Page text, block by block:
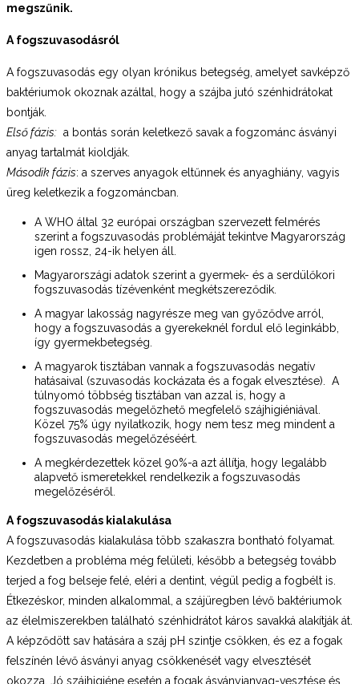
megszűnik.
A fogszuvasodásról
A fogszuvasodás egy olyan krónikus betegség, amelyet savképző
baktériumok okoznak azáltal, hogy a szájba jutó szénhidrátokat
bontják.
Első fázis: a bontás során keletkező savak a fogzománc ásványi
anyag tartalmát kioldják.
Második fázis: a szerves anyagok eltűnnek és anyaghiány, vagyis
üreg keletkezik a fogzománcban.
A WHO által 32 európai országban szervezett felmérés
szerint a fogszuvasodás problémáját tekintve Magyarország
igen rossz, 24-ik helyen áll.
Magyarországi adatok szerint a gyermek- és a serdülőkori
fogszuvasodás tízévenként megkétszereződik.
A magyar lakosság nagyrésze meg van győződve arról,
hogy a fogszuvasodás a gyerekeknél fordul elő leginkább,
így gyermekbetegség.
A magyarok tisztában vannak a fogszuvasodás negatív
hatásaival (szuvasodás kockázata és a fogak elvesztése). A
túlnyomó többség tisztában van azzal is, hogy a
fogszuvasodás megelőzhető megfelelő szájhigiéniával.
Közel 75% úgy nyilatkozik, hogy nem tesz meg mindent a
fogszuvasodás megelőzéséért.
A megkérdezettek közel 90%-a azt állítja, hogy legalább
alapvető ismeretekkel rendelkezik a fogszuvasodás
megelőzéséről.
A fogszuvasodás kialakulása
A fogszuvasodás kialakulása több szakaszra bontható folyamat.
Kezdetben a probléma még felületi, később a betegség tovább
terjed a fog belseje felé, eléri a dentint, végül pedig a fogbélt is.
Étkezéskor, minden alkalommal, a szájüregben lévő baktériumok
az élelmiszerekben található szénhidrátot káros savakká alakítják át.
A képződött sav hatására a száj pH szintje csökken, és ez a fogak
felszínén lévő ásványi anyag csökkenését vagy elvesztését
okozza. Jó szájhigiéne esetén a fogak ásványianyag-vesztése és